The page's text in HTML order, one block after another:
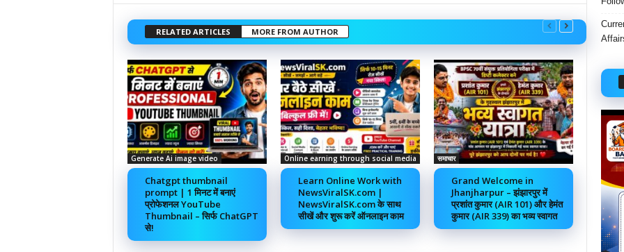
RELATED ARTICLES MORE FROM AUTHOR
Generate Ai image video
Chatgpt thumbnail
prompt | 1 मिनट में बनाएं
प्रोफेशनल YouTube
Thumbnail – सिर्फ ChatGPT
से!
Online earning through social media
Learn Online Work with
NewsViralSK.com |
NewsViralSK.com के साथ
सीखें और शुरू करें ऑनलाइन काम
समाचार
Grand Welcome in
Jhanjharpur – झंझारपुर में
प्रशांत कुमार (AIR 101) और हेमंत
कुमार (AIR 339) का भव्य स्वागत